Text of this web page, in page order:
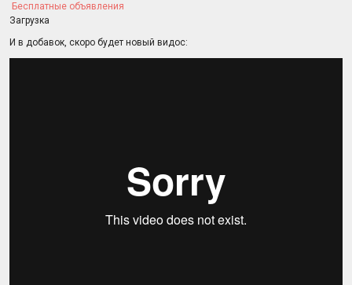
Бесплатные объявления
Загрузка
И в добавок, скоро будет новый видос: